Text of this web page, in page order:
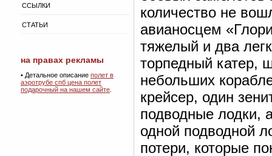
ССЫЛКИ
СТАТЬИ
на правах рекламы
• Детальное описание полет в
аэротрубе спб цена полет
подарочный на нашем сайте
количество не
авианосцем
тяжелый и два
торпедный катер,
небольших
крейсер, один
подводные
одной подводной
потери, которые